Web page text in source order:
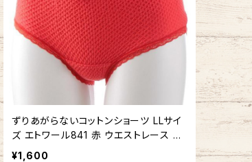
ずりあがらないコットンショーツ LLサイ
ズ エトワール841 赤 ウエストレース フ
ルバック 赤パン 鹿の子編み 赤い下着
¥1,600